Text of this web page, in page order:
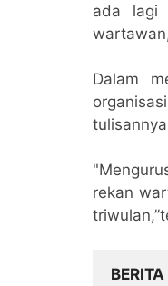
ada lagi
Dalam
rekan